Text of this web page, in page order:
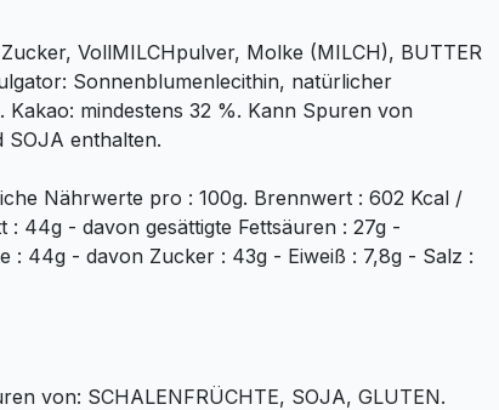
VollMILCHpulver, Molke (MILCH), BUTTER
Sonnenblumenlecithin, natürlicher
Kakao: mindestens 32 %. Kann Spuren von
SOJA enthalten.
Nährwerte pro : 100g. Brennwert : 602 Kcal /
: 44g - davon gesättigte Fettsäuren : 27g -
: 44g - davon Zucker : 43g - Eiweiß : 7,8g - Salz :
von: SCHALENFRÜCHTE, SOJA, GLUTEN.